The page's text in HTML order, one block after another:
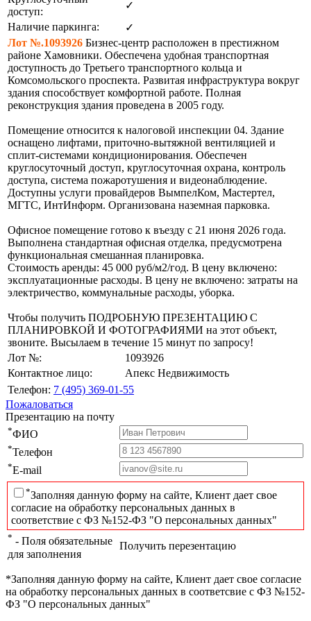
доступ:
✓
Наличие паркинга:
✓
Лот №.1093926 Бизнес-центр расположен в престижном
районе Хамовники. Обеспечена удобная транспортная
доступность до Третьего транспортного кольца и
Комсомольского проспекта. Развитая инфраструктура вокруг
здания способствует комфортной работе. Полная
реконструкция здания проведена в 2005 году.
Помещение относится к налоговой инспекции 04. Здание
оснащено лифтами, приточно-вытяжной вентиляцией и
сплит-системами кондиционирования. Обеспечен
круглосуточный доступ, круглосуточная охрана, контроль
доступа, система пожаротушения и видеонаблюдение.
Доступны услуги провайдеров ВымпелКом, Мастертел,
МГТС, ИнтИнформ. Организована наземная парковка.
Офисное помещение готово к въезду с 21 июня 2026 года.
Выполнена стандартная офисная отделка, предусмотрена
функциональная смешанная планировка.
Стоимость аренды: 45 000 руб/м2/год. В цену включено:
эксплуатационные расходы. В цену не включено: затраты на
электричество, коммунальные расходы, уборка.
Чтобы получить ПОДРОБНУЮ ПРЕЗЕНТАЦИЮ С
ПЛАНИРОВКОЙ И ФОТОГРАФИЯМИ на этот объект,
звоните. Высылаем в течение 15 минут по запросу!
Лот №:
1093926
Контактное лицо:
Апекс Недвижимость
Телефон: 7 (495) 369-01-55
Пожаловаться
Презентацию на почту
*ФИО
*Телефон
*E-mail
*Заполняя данную форму на сайте, Клиент дает свое
согласие на обработку персональных данных в
соответствие с ФЗ №152-ФЗ "О персональных данных"
* - Поля обязательные
для заполнения
Получить перезентацию
*Заполняя данную форму на сайте, Клиент дает свое согласие
на обработку персональных данных в соответсвие с ФЗ №152-
ФЗ "О персональных данных"